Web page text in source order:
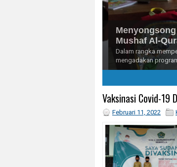
Menyongsong
Mushaf Al-
Dalam rangka
mengadakan
Vaksinasi Covid-19
Februari 11, 2022